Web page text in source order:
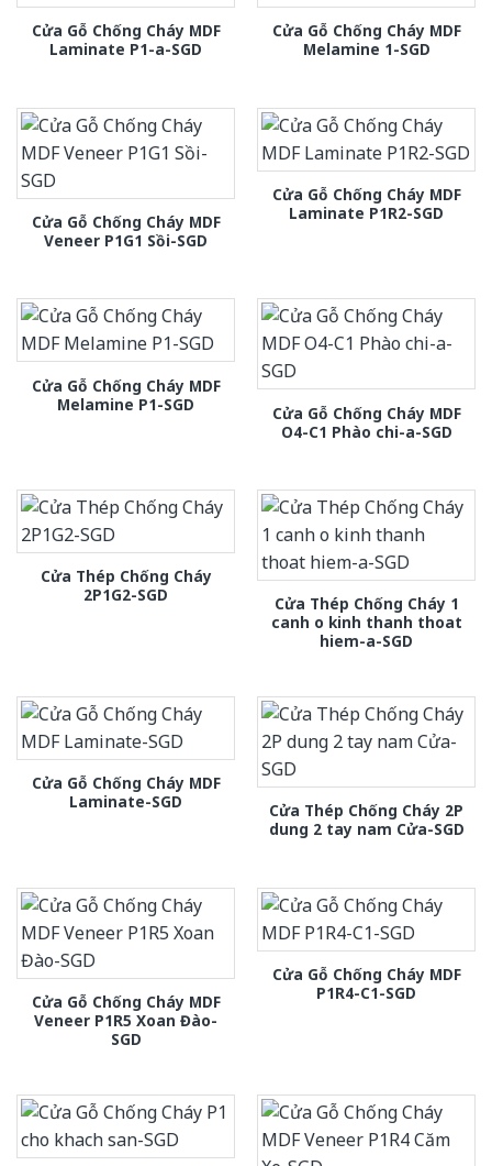
Cửa Gỗ Chống Cháy MDF
Laminate P1-a-SGD
Cửa Gỗ Chống Cháy MDF
Melamine 1-SGD
Cửa Gỗ Chống Cháy MDF
Veneer P1G1 Sồi-SGD
Cửa Gỗ Chống Cháy MDF
Laminate P1R2-SGD
Cửa Gỗ Chống Cháy MDF
Melamine P1-SGD
Cửa Gỗ Chống Cháy MDF
O4-C1 Phào chi-a-SGD
Cửa Thép Chống Cháy
2P1G2-SGD
Cửa Thép Chống Cháy 1
canh o kinh thanh thoat
hiem-a-SGD
Cửa Gỗ Chống Cháy MDF
Laminate-SGD
Cửa Thép Chống Cháy 2P
dung 2 tay nam Cửa-SGD
Cửa Gỗ Chống Cháy MDF
Veneer P1R5 Xoan Đào-
SGD
Cửa Gỗ Chống Cháy MDF
P1R4-C1-SGD